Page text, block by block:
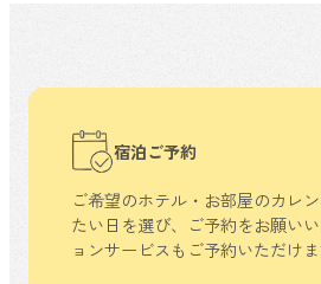
宿泊ご予約
ご希望のホテル・お部屋のカレン
たい日を選び、ご予約をお願いい
ョンサービスもご予約いただけま